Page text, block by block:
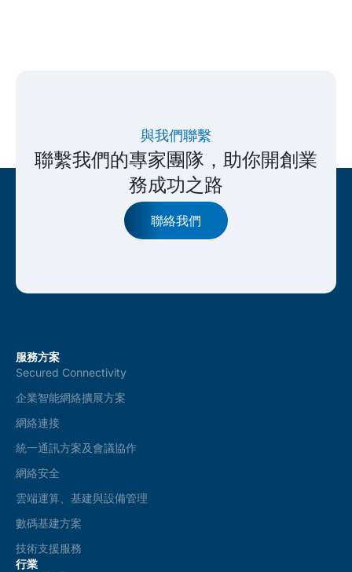
與我們聯繫
聯繫我們的專家團隊，助你開創業
務成功之路
聯絡我們
服務方案
Secured Connectivity
企業智能網絡擴展方案
網絡連接
統一通訊方案及會議協作
網絡安全
雲端運算、基建與設備管理
數碼基建方案
技術支援服務
行業